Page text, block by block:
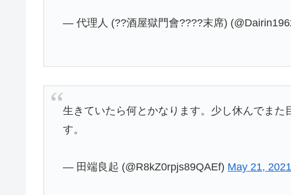
— 代理人 (??酒屋獄門會????末席)
生きていたら何とかなります。少し休んでまた
す。
— 田端良起 (@R8kZ0rpjs89QAEf) May 21, 2021